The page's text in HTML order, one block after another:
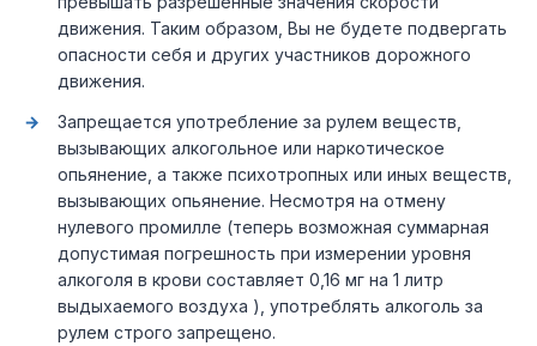
движения. Таким образом, Вы не будете подвергать
опасности себя и других участников дорожного
движения.
Запрещается употребление за рулем веществ,
вызывающих алкогольное или наркотическое
опьянение, а также психотропных или иных веществ,
вызывающих опьянение. Несмотря на отмену
нулевого промилле (теперь возможная суммарная
допустимая погрешность при измерении уровня
алкоголя в крови составляет 0,16 мг на 1 литр
выдыхаемого воздуха ), употреблять алкоголь за
рулем строго запрещено.